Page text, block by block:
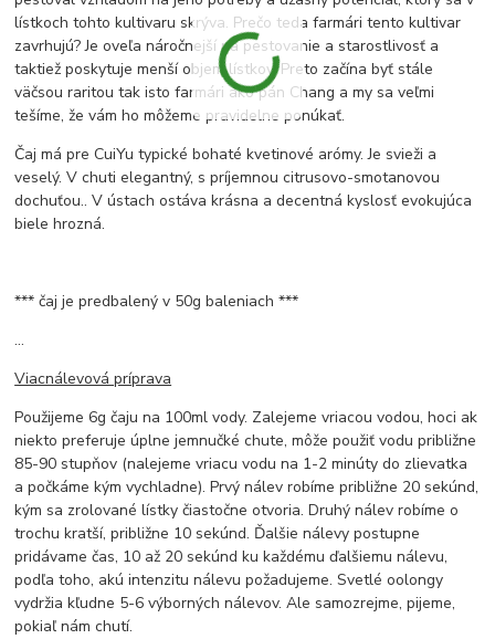
lístkoch tohto kultivaru skrýva. Prečo teda farmári tento kultivar
zavrhujú? Je oveľa náročnejší na pestovanie a starostlivosť a
taktiež poskytuje menší objem lístkov. Preto začína byť stále
väčsou raritou tak isto farmári ako pán Chang a my sa veľmi
tešíme, že vám ho môžeme pravidelne ponúkať.
Čaj má pre CuiYu typické bohaté kvetinové arómy. Je svieži a
veselý. V chuti elegantný, s príjemnou citrusovo-smotanovou
dochuťou.. V ústach ostáva krásna a decentná kyslosť evokujúca
biele hrozná.
*** čaj je predbalený v 50g baleniach ***
...
Viacnálevová príprava
Použijeme 6g čaju na 100ml vody. Zalejeme vriacou vodou, hoci ak
niekto preferuje úplne jemnučké chute, môže použiť vodu približne
85-90 stupňov (nalejeme vriacu vodu na 1-2 minúty do zlievatka
a počkáme kým vychladne). Prvý nálev robíme približne 20 sekúnd,
kým sa zrolované lístky čiastočne otvoria. Druhý nálev robíme o
trochu kratší, približne 10 sekúnd. Ďalšie nálevy postupne
pridávame čas, 10 až 20 sekúnd ku každému ďalšiemu nálevu,
podľa toho, akú intenzitu nálevu požadujeme. Svetlé oolongy
vydržia kľudne 5-6 výborných nálevov. Ale samozrejme, pijeme,
pokiaľ nám chutí.